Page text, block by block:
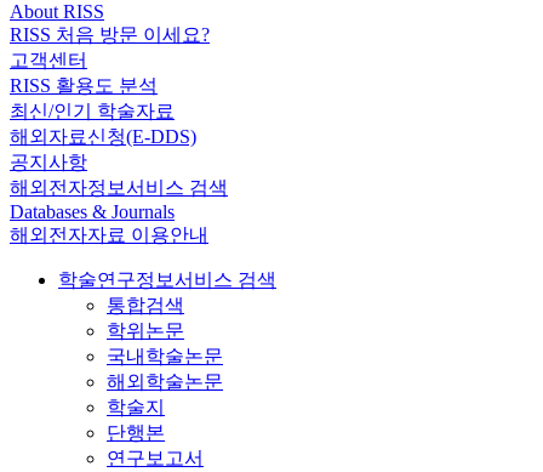
About RISS
RISS 처음 방문 이세요?
고객센터
RISS 활용도 분석
최신/인기 학술자료
해외자료신청(E-DDS)
공지사항
해외전자정보서비스 검색
Databases & Journals
해외전자자료 이용안내
학술연구정보서비스 검색
통합검색
학위논문
국내학술논문
해외학술논문
학술지
단행본
연구보고서